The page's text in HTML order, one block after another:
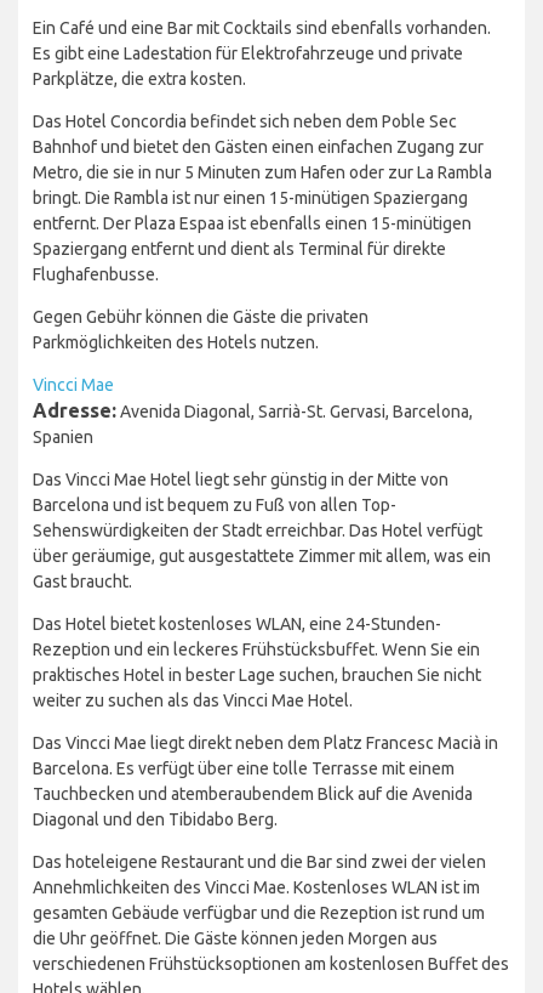
Ein Café und eine Bar mit Cocktails sind ebenfalls vorhanden.
Es gibt eine Ladestation für Elektrofahrzeuge und private
Parkplätze, die extra kosten.
Das Hotel Concordia befindet sich neben dem Poble Sec
Bahnhof und bietet den Gästen einen einfachen Zugang zur
Metro, die sie in nur 5 Minuten zum Hafen oder zur La Rambla
bringt. Die Rambla ist nur einen 15-minütigen Spaziergang
entfernt. Der Plaza Espaa ist ebenfalls einen 15-minütigen
Spaziergang entfernt und dient als Terminal für direkte
Flughafenbusse.
Gegen Gebühr können die Gäste die privaten
Parkmöglichkeiten des Hotels nutzen.
Vincci Mae
Adresse:Avenida Diagonal, Sarrià-St. Gervasi, Barcelona,
Spanien
Das Vincci Mae Hotel liegt sehr günstig in der Mitte von
Barcelona und ist bequem zu Fuß von allen Top-
Sehenswürdigkeiten der Stadt erreichbar. Das Hotel verfügt
über geräumige, gut ausgestattete Zimmer mit allem, was ein
Gast braucht.
Das Hotel bietet kostenloses WLAN, eine 24-Stunden-
Rezeption und ein leckeres Frühstücksbuffet. Wenn Sie ein
praktisches Hotel in bester Lage suchen, brauchen Sie nicht
weiter zu suchen als das Vincci Mae Hotel.
Das Vincci Mae liegt direkt neben dem Platz Francesc Macià in
Barcelona. Es verfügt über eine tolle Terrasse mit einem
Tauchbecken und atemberaubendem Blick auf die Avenida
Diagonal und den Tibidabo Berg.
Das hoteleigene Restaurant und die Bar sind zwei der vielen
Annehmlichkeiten des Vincci Mae. Kostenloses WLAN ist im
gesamten Gebäude verfügbar und die Rezeption ist rund um
die Uhr geöffnet. Die Gäste können jeden Morgen aus
verschiedenen Frühstücksoptionen am kostenlosen Buffet des